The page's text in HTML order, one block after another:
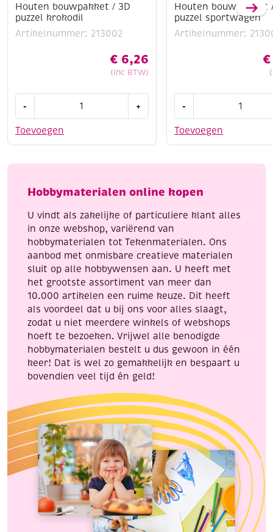
Houten bouwpakket / 3D
puzzel krokodil
Artikelnummer: 213002
€ 6,26
(Inc BTW)
Toevoegen
-
/
krokodil
+
Houten bouwpakket
puzzel sportwagen
Artikelnummer:
€
Toevoegen
-
/
sportwagen
Hobbymaterialen online kopen
U vindt als zakelijke of particuliere klant alles
in onze webshop, variërend van
hobbymaterialen tot Tekenmaterialen. Ons
aanbod met onmisbare creatieve materialen
sluit op alle hobbywensen aan. U heeft met
het grootste assortiment van meer dan
10.000 artikelen een ruime keuze. Dit heeft
als voordeel dat u bij ons voor alles slaagt,
zodat u niet meerdere winkels of webshops
hoeft te bezoeken. Vrijwel alle benodigde
hobbymaterialen bestelt u dus gewoon in één
keer! Dat is wel zo gemakkelijk en bespaart u
bovendien veel tijd én geld!